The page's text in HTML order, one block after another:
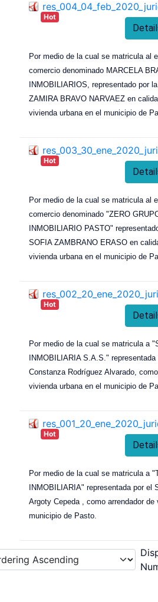
Hot
Por medio de la cual se matricula al
comercio denominado MARCELA
INMOBILIARIOS, representado por
ZAMIRA BRAVO NARVAEZ en
vivienda urbana en el municipio de
Hot
Por medio de la cual se matricula al
comercio denominado "ZERO
INMOBILIARIO PASTO"
SOFIA ZAMBRANO ERASO en
vivienda urbana en el municipio de
Hot
Por medio de la cual se matricula a
INMOBILIARIA S.A.S."
Constanza Rodríguez Alvarado,
vivienda urbana en el municipio de
Hot
Por medio de la cual se matricula a
INMOBILIARIA" representada por el
Argoty Cepeda , como arrendador de
municipio de Pasto.